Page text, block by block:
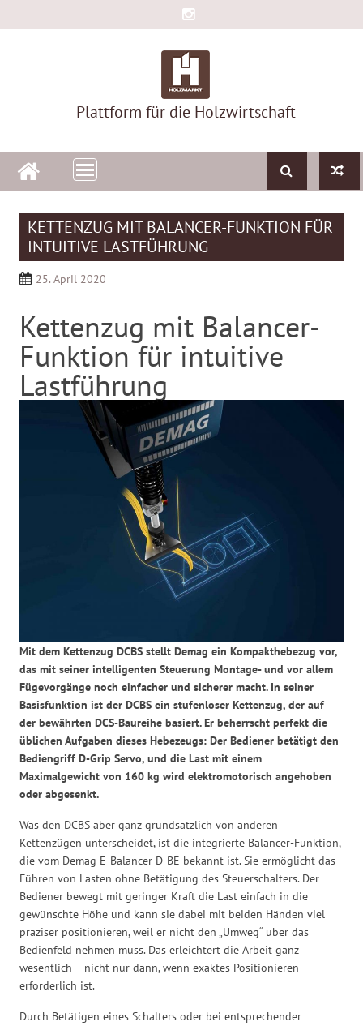
to
Plattform für die Holzwirtschaft
KETTENZUG MIT BALANCER-FUNKTION FÜR
INTUITIVE LASTFÜHRUNG
25. April 2020
Kettenzug mit Balancer-
Funktion für intuitive
Lastführung
Mit dem Kettenzug DCBS stellt Demag ein Kompakthebezug vor,
das mit seiner intelligenten Steuerung Montage- und vor allem
Fügevorgänge noch einfacher und sicherer macht. In seiner
Basisfunktion ist der DCBS ein stufenloser Kettenzug, der auf
der bewährten DCS-Baureihe basiert. Er beherrscht perfekt die
üblichen Aufgaben dieses Hebezeugs: Der Bediener betätigt den
Bediengriff D-Grip Servo, und die Last mit einem
Maximalgewicht von 160 kg wird elektromotorisch angehoben
oder abgesenkt.
Was den DCBS aber ganz grundsätzlich von anderen
Kettenzügen unterscheidet, ist die integrierte Balancer-Funktion,
die vom Demag E-Balancer D-BE bekannt ist. Sie ermöglicht das
Führen von Lasten ohne Betätigung des Steuerschalters. Der
Bediener bewegt mit geringer Kraft die Last einfach in die
gewünschte Höhe und kann sie dabei mit beiden Händen viel
präziser positionieren, weil er nicht den „Umweg“ über das
Bedienfeld nehmen muss. Das erleichtert die Arbeit ganz
wesentlich – nicht nur dann, wenn exaktes Positionieren
erforderlich ist.
Durch Betätigen eines Schalters oder bei entsprechender